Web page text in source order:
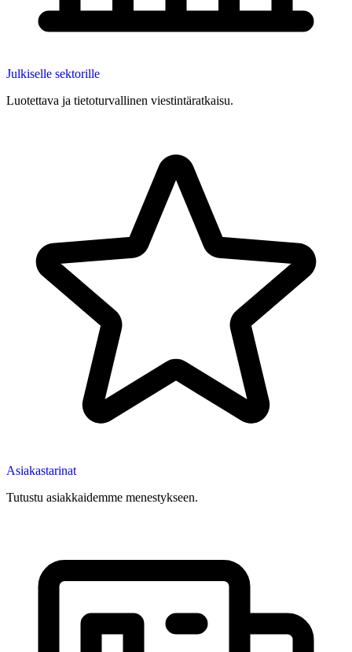
Julkiselle sektorille
Luotettava ja tietoturvallinen viestintäratkaisu.
Asiakastarinat
Tutustu asiakkaidemme menestykseen.